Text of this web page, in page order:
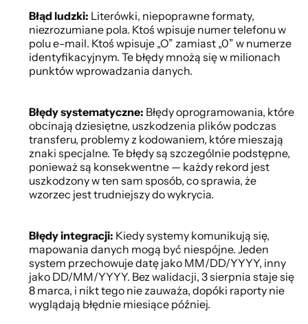
Błąd ludzki: Literówki, niepoprawne formaty,
niezrozumiane pola. Ktoś wpisuje numer telefonu w
polu e-mail. Ktoś wpisuje „O” zamiast „0” w numerze
identyfikacyjnym. Te błędy mnożą się w milionach
punktów wprowadzania danych.
Błędy systematyczne: Błędy oprogramowania, które
obcinają dziesiętne, uszkodzenia plików podczas
transferu, problemy z kodowaniem, które mieszają
znaki specjalne. Te błędy są szczególnie podstępne,
ponieważ są konsekwentne — każdy rekord jest
uszkodzony w ten sam sposób, co sprawia, że
wzorzec jest trudniejszy do wykrycia.
Błędy integracji: Kiedy systemy komunikują się,
mapowania danych mogą być niespójne. Jeden
system przechowuje datę jako MM/DD/YYYY, inny
jako DD/MM/YYYY. Bez walidacji, 3 sierpnia staje się
8 marca, i nikt tego nie zauważa, dopóki raporty nie
wyglądają błędnie miesiące później.